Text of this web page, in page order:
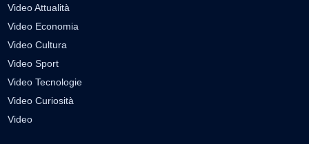
Video Attualità
Video Economia
Video Cultura
Video Sport
Video Tecnologie
Video Curiosità
Video